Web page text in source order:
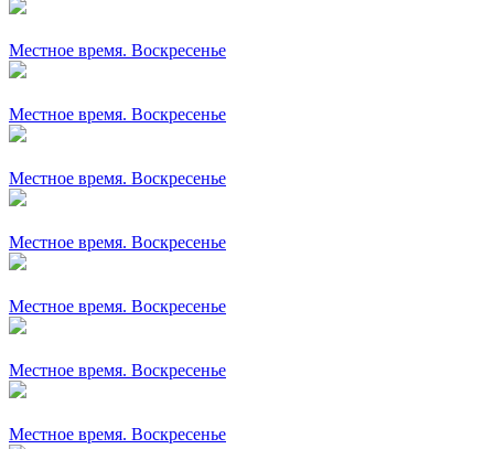
Местное время. Воскресенье
Местное время. Воскресенье
Местное время. Воскресенье
Местное время. Воскресенье
Местное время. Воскресенье
Местное время. Воскресенье
Местное время. Воскресенье